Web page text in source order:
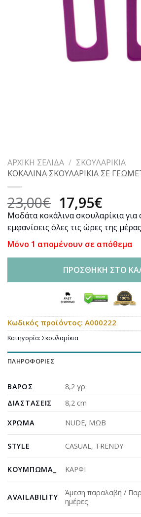
ΑΡΧΙΚΉ ΣΕΛΊΔΑ / ΣΚΟΥΛΑΡΊΚΙΑ
ΚΟΚΑΛΙΝΑ ΣΚΟΥΛΑΡΙΚΙΑ ΣΕ
23,00€ Original
price
was:
23,00€.
17,95€Η
τιμή
είναι:
Μοδάτα κοκάλινα σκουλαρίκια για
εμφανίσεις όλες τις ώρες της μέρας
Μόνο 1 απομένουν σε απόθεμα
ΠΡΟΣΘΉΚΗ ΣΤΟ
Κωδικός προϊόντος: A000222
Κατηγορία: Σκουλαρίκια
ΠΛΗΡΟΦΟΡΊΕΣ
ΒΆΡΟΣ
8,2 γρ.
ΔΙΑΣΤΆΣΕΙΣ
8,2 cm
ΧΡΏΜΑ NUDE, ΜΩΒ
STYLE CASUAL, TRENDY
ΚΟΎΜΠΩΜΑ_ ΚΑΡΦΙ
AVAILABILITY
Άμεση παραλαβή /
ημέρες